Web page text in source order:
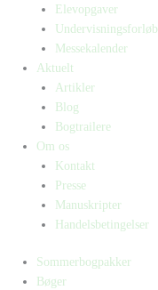
Elevopgaver
Undervisningsforløb
Messekalender
Aktuelt
Artikler
Blog
Bogtrailere
Om os
Kontakt
Presse
Manuskripter
Handelsbetingelser
Sommerbogpakker
Bøger